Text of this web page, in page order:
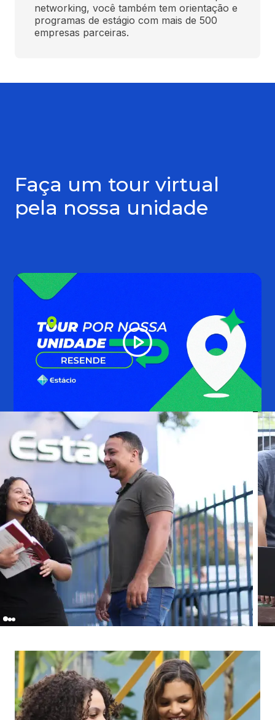
networking, você também tem orientação e
programas de estágio com mais de 500
empresas parceiras.
Faça um tour virtual
pela nossa unidade